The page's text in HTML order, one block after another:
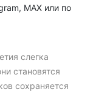
MAX или по
слегка
становятся
сохраняется